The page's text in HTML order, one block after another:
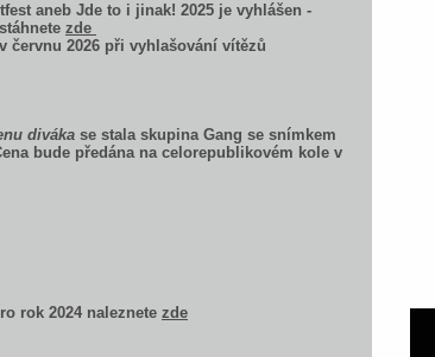
aneb Jde to i jinak! 2025 je vyhlášen -
zde
červnu 2026 při vyhlašování vítězů
diváka se stala skupina Gang se snímkem
bude předána na celorepublikovém kole v
rok 2024 naleznete zde